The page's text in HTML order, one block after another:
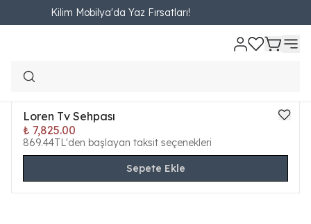
Kilim Mobilya'da Yaz Fırsatları!
ONLINE ÖZEL
Yeni
Loren Tv Sehpası
₺ 7,825.00
869.44TL'den başlayan taksit seçenekleri
Sepete Ekle